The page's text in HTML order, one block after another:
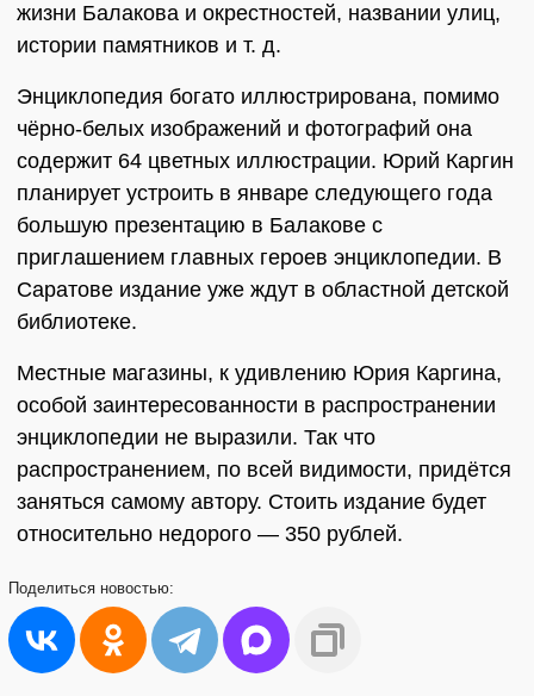
жизни Балакова и окрестностей, названии улиц,
истории памятников и т. д.
Энциклопедия богато иллюстрирована, помимо
чёрно-белых изображений и фотографий она
содержит 64 цветных иллюстрации. Юрий Каргин
планирует устроить в январе следующего года
большую презентацию в Балакове с
приглашением главных героев энциклопедии. В
Саратове издание уже ждут в областной детской
библиотеке.
Местные магазины, к удивлению Юрия Каргина,
особой заинтересованности в распространении
энциклопедии не выразили. Так что
распространением, по всей видимости, придётся
заняться самому автору. Стоить издание будет
относительно недорого — 350 рублей.
Поделиться новостью: